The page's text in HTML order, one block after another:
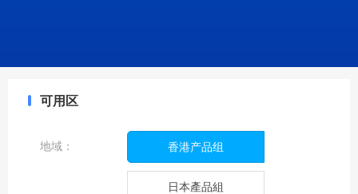
可用区
地域： 香港产品组
日本產品組